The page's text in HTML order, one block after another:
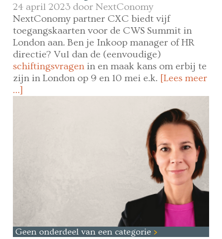
24 april 2023 doorNextConomy
NextConomy partner CXC biedt vijf
toegangskaarten voor de CWS Summit in
London aan. Ben je Inkoop manager of HR
directie? Vul dan de (eenvoudige)
schiftingsvragen in en maak kans om erbij te
zijn in London op 9 en 10 mei e.k. [Lees meer
…]
Geen onderdeel van een categorie